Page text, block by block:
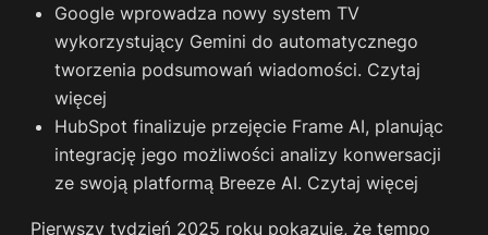
Google wprowadza nowy system TV
wykorzystujący Gemini do automatycznego
tworzenia podsumowań wiadomości. Czytaj
więcej
HubSpot finalizuje przejęcie Frame AI, planując
integrację jego możliwości analizy konwersacji
ze swoją platformą Breeze AI. Czytaj więcej
Pierwszy tydzień 2025 roku pokazuje, że tempo